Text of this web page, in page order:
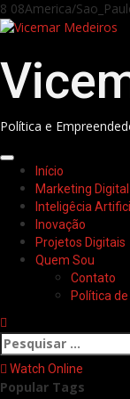
Skip
to
8 08America/
Política e
Primary
Menu
Início
Marketing Digital
Inteligêcia
Inovação
Projetos Digitais
Quem Sou
Contato
Política
Pesquisar
por:
Watch Online
Popular Tags